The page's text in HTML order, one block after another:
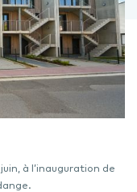
à l’inauguration de